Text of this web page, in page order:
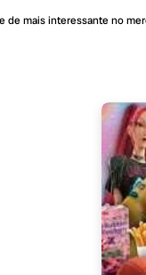
mais interessante no